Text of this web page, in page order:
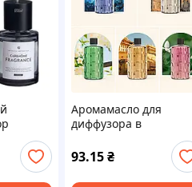
160
Аромамасло для
диффузора в
93.15₴